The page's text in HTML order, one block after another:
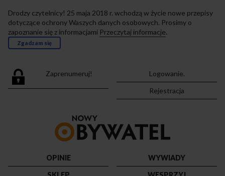
Drodzy czytelnicy! 25 maja 2018 r. wchodzą w życie nowe przepisy
dotyczące ochrony Waszych danych osobowych. Prosimy o
zapoznanie się z informacjami Przeczytaj informacje.
Zgadzam się
Zaprenumeruj!
Logowanie.
Rejestracja
strony
OPINIE
WYWIADY